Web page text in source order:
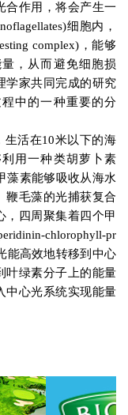
合作用，将会产生一
细胞内，
complex)，能够
，从而避免细胞损
学家共同完成的研究
中的一种重要的分
生活在10米以下的海
用一种类胡萝卜素
藻素能够吸收从海水
鞭毛藻的光捕获复合
，四周聚集着四个甲
chlorophyll-pr
能高效地转移到中心
叶绿素分子上的能量
中心光系统实现能量